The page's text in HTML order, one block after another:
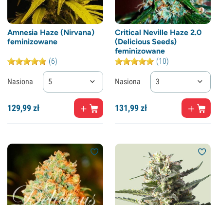
Amnesia Haze (Nirvana)
feminizowane
(6)
Nasiona 5
129,99zł
Critical Neville Haze 2.0
(Delicious Seeds)
feminizowane
(10)
Nasiona 3
131,99zł